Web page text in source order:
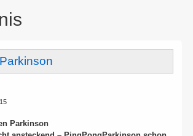
Parkinson